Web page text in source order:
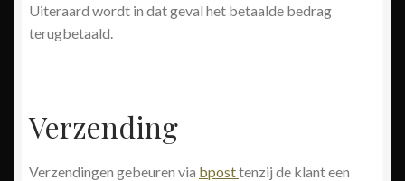
Uiteraard wordt in dat geval het betaalde bedrag
terugbetaald.
Verzending
Verzendingen gebeuren via bposttenzij de klant een